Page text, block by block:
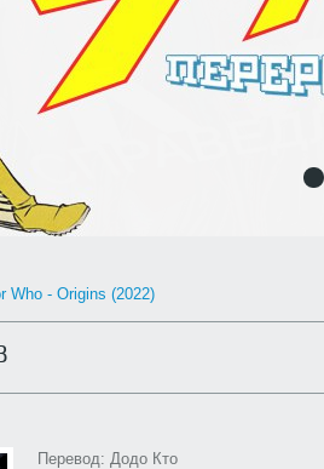
Who - Origins (2022)
Перевод: Додо Кто